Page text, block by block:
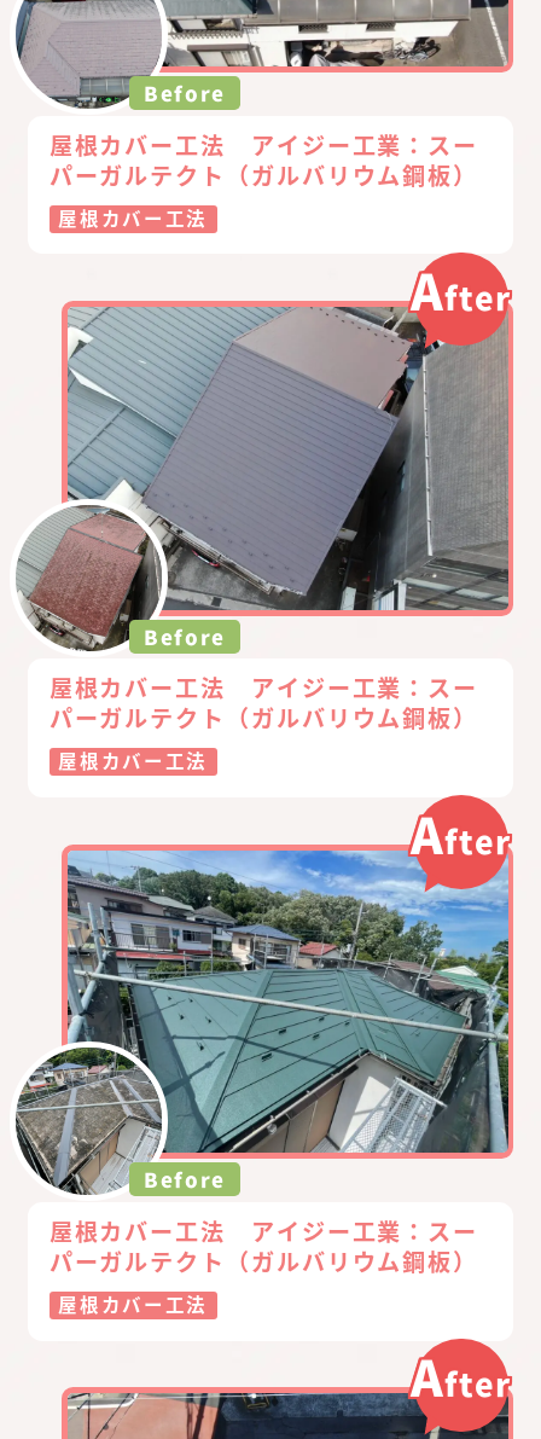
Before
屋根カバー工法 アイジー工業：スー
パーガルテクト（ガルバリウム鋼板）
屋根カバー工法
After
Before
屋根カバー工法 アイジー工業：スー
パーガルテクト（ガルバリウム鋼板）
屋根カバー工法
After
Before
屋根カバー工法 アイジー工業：スー
パーガルテクト（ガルバリウム鋼板）
屋根カバー工法
After